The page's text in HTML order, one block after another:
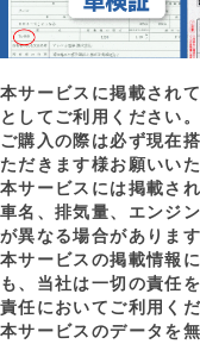
本サービスに掲載され
としてご利用ください。
ご購入の際は必ず現在
ただきます様お願いいた
本サービスには掲載さ
車名、排気量、エンジ
が異なる場合がありま
本サービスの掲載情報
も、当社は一切の責任
責任においてご利用く
本サービスのデータを